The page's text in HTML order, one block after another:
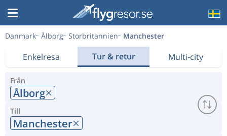
Danmark Ålborg Storbritannien Manchester
Enkelresa Tur & retur Multi-city
Från
Ålborg
Till
Manchester